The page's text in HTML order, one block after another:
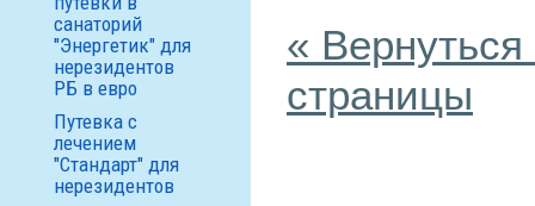
санаторий
"Энергетик" для
нерезидентов
РБ в евро
Путевка с
лечением
"Стандарт" для
нерезидентов
« Вернуться
страницы